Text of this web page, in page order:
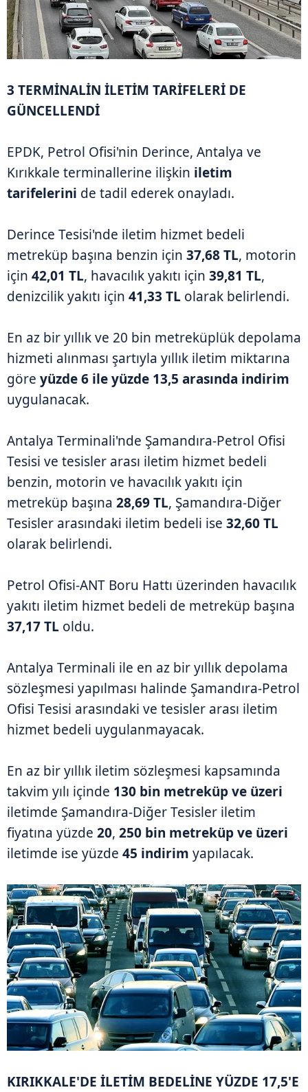
3 TERMİNALİN İLETİM TARİFELERİ DE
GÜNCELLENDİ
EPDK, Petrol Ofisi'nin Derince, Antalya ve
Kırıkkale terminallerine ilişkin iletim
tarifelerini de tadil ederek onayladı.
Derince Tesisi'nde iletim hizmet bedeli
metreküp başına benzin için 37,68 TL, motorin
için 42,01 TL, havacılık yakıtı için 39,81 TL,
denizcilik yakıtı için 41,33 TL olarak belirlendi.
En az bir yıllık ve 20 bin metreküplük depolama
hizmeti alınması şartıyla yıllık iletim miktarına
göre yüzde 6 ile yüzde 13,5 arasında indirim
uygulanacak.
Antalya Terminali'nde Şamandıra-Petrol Ofisi
Tesisi ve tesisler arası iletim hizmet bedeli
benzin, motorin ve havacılık yakıtı için
metreküp başına 28,69 TL, Şamandıra-Diğer
Tesisler arasındaki iletim bedeli ise 32,60 TL
olarak belirlendi.
Petrol Ofisi-ANT Boru Hattı üzerinden havacılık
yakıtı iletim hizmet bedeli de metreküp başına
37,17 TL oldu.
Antalya Terminali ile en az bir yıllık depolama
sözleşmesi yapılması halinde Şamandıra-Petrol
Ofisi Tesisi arasındaki ve tesisler arası iletim
hizmet bedeli uygulanmayacak.
En az bir yıllık iletim sözleşmesi kapsamında
takvim yılı içinde 130 bin metreküp ve üzeri
iletimde Şamandıra-Diğer Tesisler iletim
fiyatına yüzde 20, 250 bin metreküp ve üzeri
iletimde ise yüzde 45 indirim yapılacak.
KIRIKKALE'DE İLETİM BEDELİNE YÜZDE 17,5'E